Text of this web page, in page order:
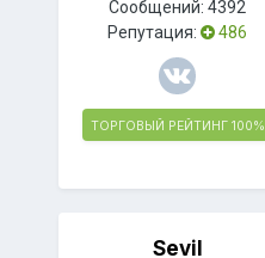
Сообщений:4392
Репутация:
486
ТОРГОВЫЙ РЕЙТИНГ 100%
Sevil